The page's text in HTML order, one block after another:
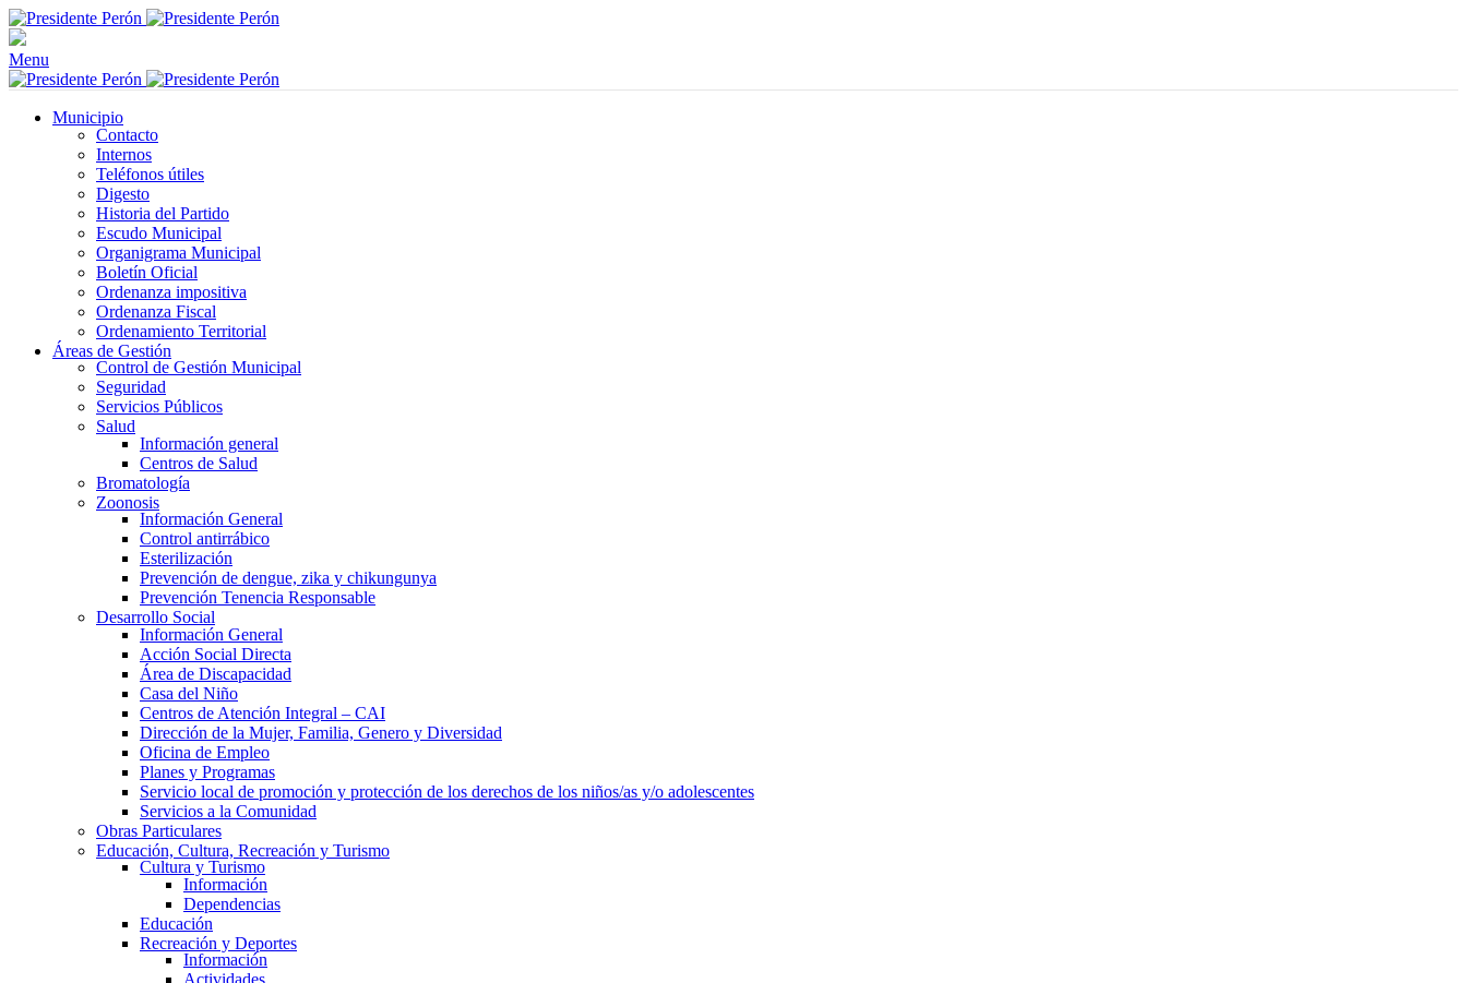
Menu
Municipio
Contacto
Internos
Teléfonos útiles
Digesto
Historia del Partido
Escudo Municipal
Organigrama Municipal
Boletín Oficial
Ordenanza impositiva
Ordenanza Fiscal
Ordenamiento Territorial
Áreas de Gestión
Control de Gestión Municipal
Seguridad
Servicios Públicos
Salud
Información general
Centros de Salud
Bromatología
Zoonosis
Información General
Control antirrábico
Esterilización
Prevención de dengue, zika y chikungunya
Prevención Tenencia Responsable
Desarrollo Social
Información General
Acción Social Directa
Área de Discapacidad
Casa del Niño
Centros de Atención Integral – CAI
Dirección de la Mujer, Familia, Genero y Diversidad
Oficina de Empleo
Planes y Programas
Servicio local de promoción y protección de los derechos de los niños/as y/o adolescentes
Servicios a la Comunidad
Obras Particulares
Educación, Cultura, Recreación y Turismo
Cultura y Turismo
Información
Dependencias
Educación
Recreación y Deportes
Información
Actividades